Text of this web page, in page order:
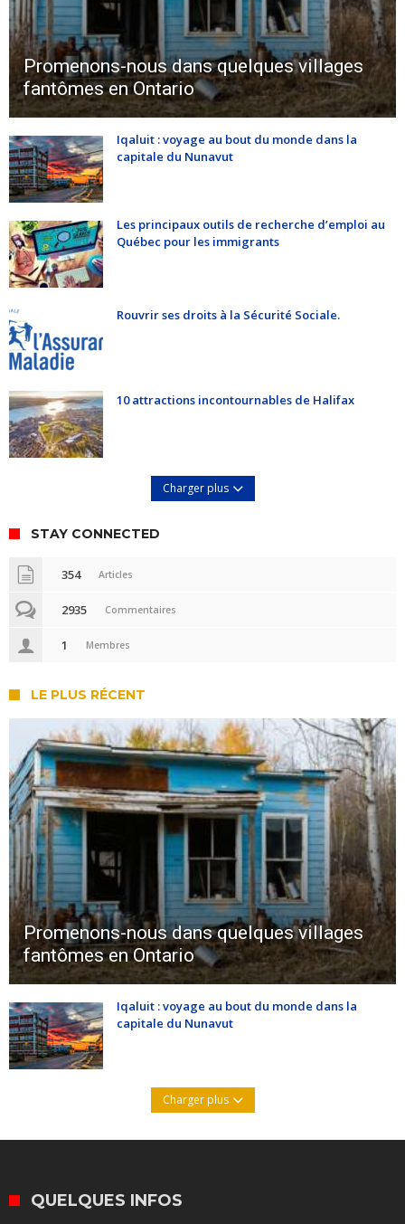
Promenons-nous dans quelques villages
fantômes en Ontario
Iqaluit : voyage au bout du monde dans la
capitale du Nunavut
Les principaux outils de recherche d’emploi au
Québec pour les immigrants
Rouvrir ses droits à la Sécurité Sociale.
10 attractions incontournables de Halifax
Charger plus
STAY CONNECTED
354 Articles
2935 Commentaires
1 Membres
LE PLUS RÉCENT
Promenons-nous dans quelques villages
fantômes en Ontario
Iqaluit : voyage au bout du monde dans la
capitale du Nunavut
Charger plus
QUELQUES INFOS